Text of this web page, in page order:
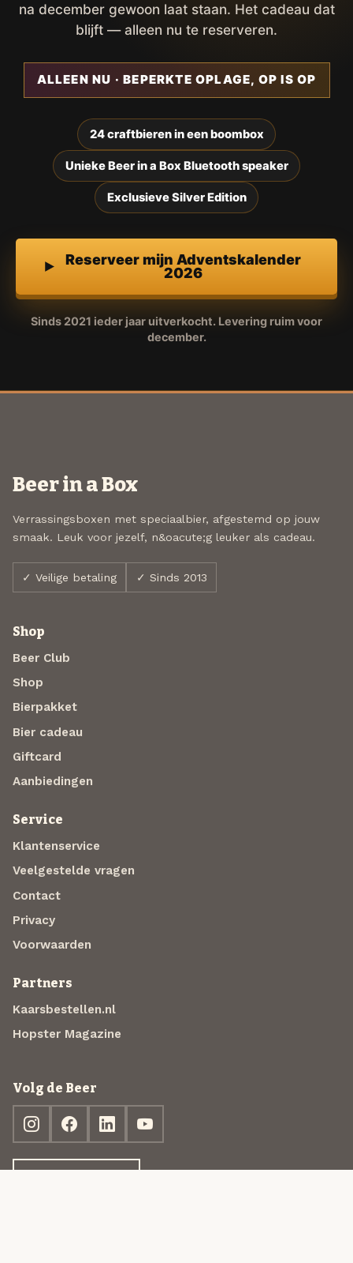
na december gewoon laat staan. Het cadeau dat
blijft — alleen nu te reserveren.
ALLEEN NU · BEPERKTE OPLAGE, OP IS OP
24 craftbieren in een boombox
Unieke Beer in a Box Bluetooth speaker
Exclusieve Silver Edition
Reserveer mijn Adventskalender
2026
Sinds 2021 ieder jaar uitverkocht. Levering ruim voor
december.
Beer in a Box
Verrassingsboxen met speciaalbier, afgestemd op jouw
smaak. Leuk voor jezelf, n&oacute;g leuker als cadeau.
✓ Veilige betaling ✓ Sinds 2013
Shop
Beer Club
Shop
Bierpakket
Bier cadeau
Giftcard
Aanbiedingen
Service
Klantenservice
Veelgestelde vragen
Contact
Privacy
Voorwaarden
Partners
Kaarsbestellen.nl
Hopster Magazine
Volg de Beer